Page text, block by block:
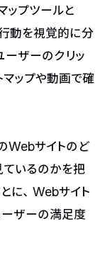
ップツールと
動を視覚的に分
ザーのクリッ
ップや動画で確
Webサイトのど
ているのかを把
に、Webサイト
ーザーの満足度